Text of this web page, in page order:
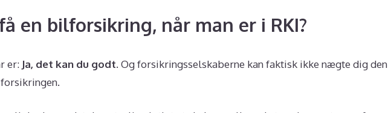
en bilforsikring, når man er i RKI?
er: Ja, det kan du godt. Og forsikringsselskaberne kan faktisk ikke nægte dig den